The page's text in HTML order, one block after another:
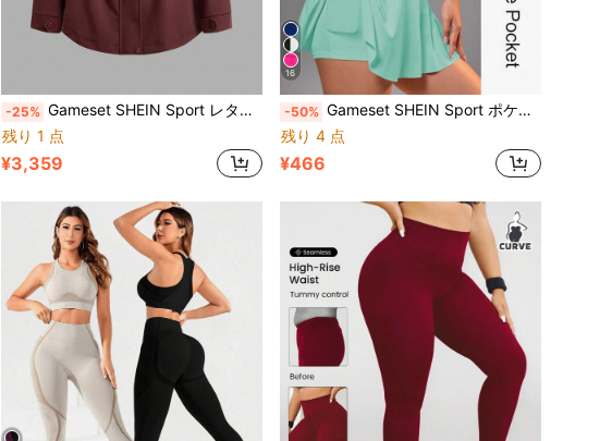
-25% Gameset SHEIN Sport レター プリント 長袖 ポケット カジュアル アウトドア フード付きジャケット (レディース)
残り 1 点
¥3,359
16
-50% Gameset SHEIN Sport ポケット付き レディーススカート、バドミントン、テニス、ヨガ、フィットネス、ランニング、マラソンなどのスポーツに適しています
残り 4 点
¥466